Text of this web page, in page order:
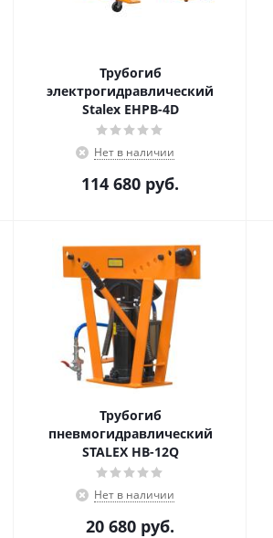
Трубогиб
электрогидравлический
Stalex EHPB-4D
Нет в наличии
114 680 руб.
Трубогиб
пневмогидравлический
STALEX HB-12Q
Нет в наличии
20 680 руб.